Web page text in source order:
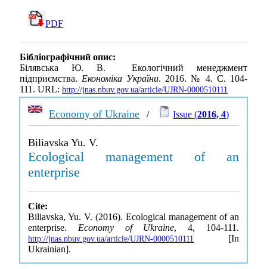
PDF
Бібліографічний опис:
Білявська Ю. В. Екологічний менеджмент
підприємства. Економіка України. 2016. № 4. С. 104-
111. URL: http://jnas.nbuv.gov.ua/article/UJRN-0000510111
Economy of Ukraine / Issue (2016, 4)
Biliavska Yu. V.
Ecological management of an
enterprise
Cite:
Biliavska, Yu. V. (2016). Ecological management of an
enterprise. Economy of Ukraine, 4, 104-111.
http://jnas.nbuv.gov.ua/article/UJRN-0000510111
[In
Ukrainian].